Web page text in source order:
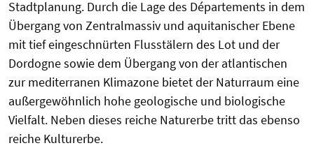
Stadtplanung. Durch die Lage des Départements in dem
Übergang von Zentralmassiv und aquitanischer Ebene
mit tief eingeschnürten Flusstälern des Lot und der
Dordogne sowie dem Übergang von der atlantischen
zur mediterranen Klimazone bietet der Naturraum eine
außergewöhnlich hohe geologische und biologische
Vielfalt. Neben dieses reiche Naturerbe tritt das ebenso
reiche Kulturerbe.